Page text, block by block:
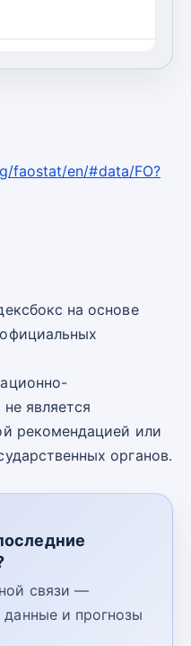
0,00
faostat/en/#data/FO?
на основе
является
рекомендацией или
органов.
связи —
и прогнозы